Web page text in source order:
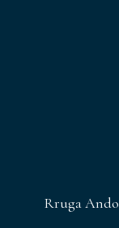
Rruga